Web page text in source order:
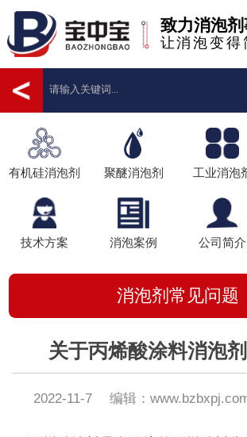
致力消泡
让消泡变得
有机硅消泡剂 聚醚消泡剂 工业消泡
技术方案 消泡案例 公司简介
消泡剂常见问题
关于丙烯酸涂料消泡
2022-11-7 编辑：